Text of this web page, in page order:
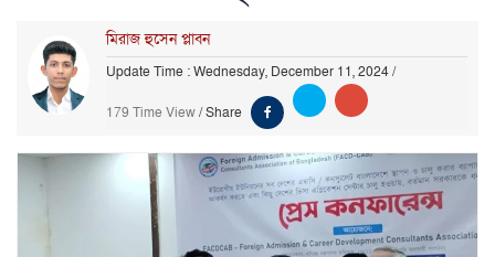
মিরাজ হুসেন প্লাবন
Update Time : Wednesday, December 11, 2024/
179 Time View/Share